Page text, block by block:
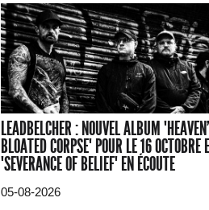
LEADBELCHER : NOUVEL ALBUM
BLOATED CORPSE" POUR LE 16 OCTOBRE
"SEVERANCE OF BELIEF" EN ÉCOUTE
05-08-2026